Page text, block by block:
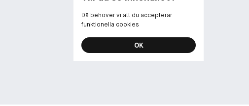
Då behöver vi att du accepterar
funktionella cookies
OK